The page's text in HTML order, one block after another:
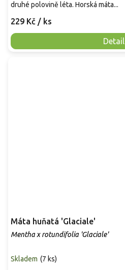
229 Kč / ks
Detail
druhé polovině léta. Horská máta...
Máta huňatá 'Glaciale'
Mentha x rotundifolia 'Glaciale'
Skladem (7 ks)